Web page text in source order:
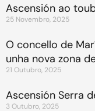
Ascensión ao
25 Novembro, 2025
O concello de
unha nova zona
21 Outubro, 2025
Ascensión Serra
3 Outubro, 2025